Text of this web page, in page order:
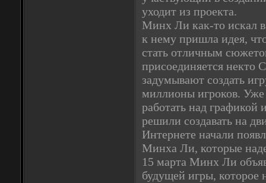
уходит из проекта.
Минх Ли как-то искал
к нему пришла идея,
стать отличным
присоединяется
задумывают создать
миллионы игроков.
работать над графикой
решили создавать на
Интернете начали
Минха Ли, которые
15 марта Минх Ли
будущей игры, которое